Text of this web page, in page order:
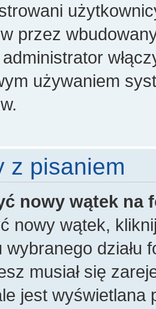
przez
używaniem
z pisaniem
nowy wątek na
nowy wątek,
wybranego działu
musiał się
jest wyświetlana